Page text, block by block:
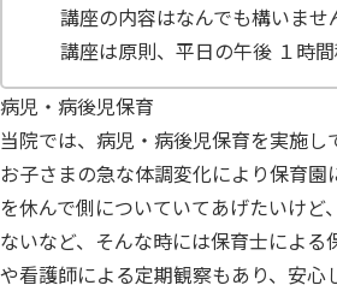
講座の内容はなんでも構いませ
講座は原則、平日の午後 １時
病児・病後児保育
当院では、病児・病後児保育を実施し
お子さまの急な体調変化により保育
を休んで側についていてあげたいけど
ないなど、そんな時には保育士による
や看護師による定期観察もあり、安心